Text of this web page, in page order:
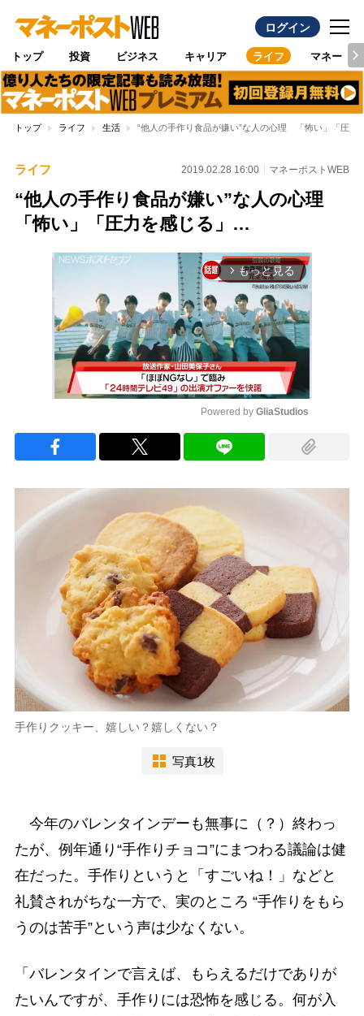
ログイン
トップ 投資 ビジネス キャリア ライフ マネー
トップ ライフ 生活 “他人の手作り食品が嫌い”な人の心理 「怖い」「圧力
ライフ 2019.02.28 16:00 マネーポストWEB
“他人の手作り食品が嫌い”な人の心理
「怖い」「圧力を感じる」…
arrow_forward_ios もっと見る
Powered by GliaStudios
手作りクッキー、嬉しい？嬉しくない？
写真1枚
今年のバレンタインデーも無事に（？）終わっ
たが、例年通り“手作りチョコ”にまつわる議論は健
在だった。手作りというと「すごいね！」などと
礼賛されがちな一方で、実のところ “手作りをもら
うのは苦手”という声は少なくない。
「バレンタインで言えば、もらえるだけでありが
たいんですが、手作りには恐怖を感じる。何が入